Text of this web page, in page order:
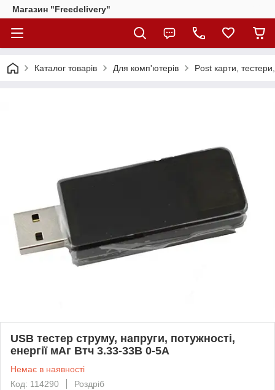
Магазин "Freedelivery"
Каталог товарів Для комп'ютерів Post карти,
USB тестер струму, напруги, потужності,
енергії мАг Втч 3.33-33В 0-5А
Немає в наявності
Код: 114290
Роздріб